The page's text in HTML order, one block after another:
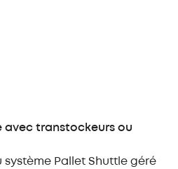
avec transtockeurs ou
Pallet Shuttle géré